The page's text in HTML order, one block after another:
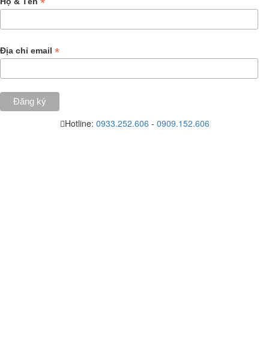
Địa chỉ email *
Hotline: 0933.252.606 - 0909.152.606